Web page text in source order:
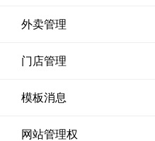
外卖管理
门店管理
模板消息
网站管理权